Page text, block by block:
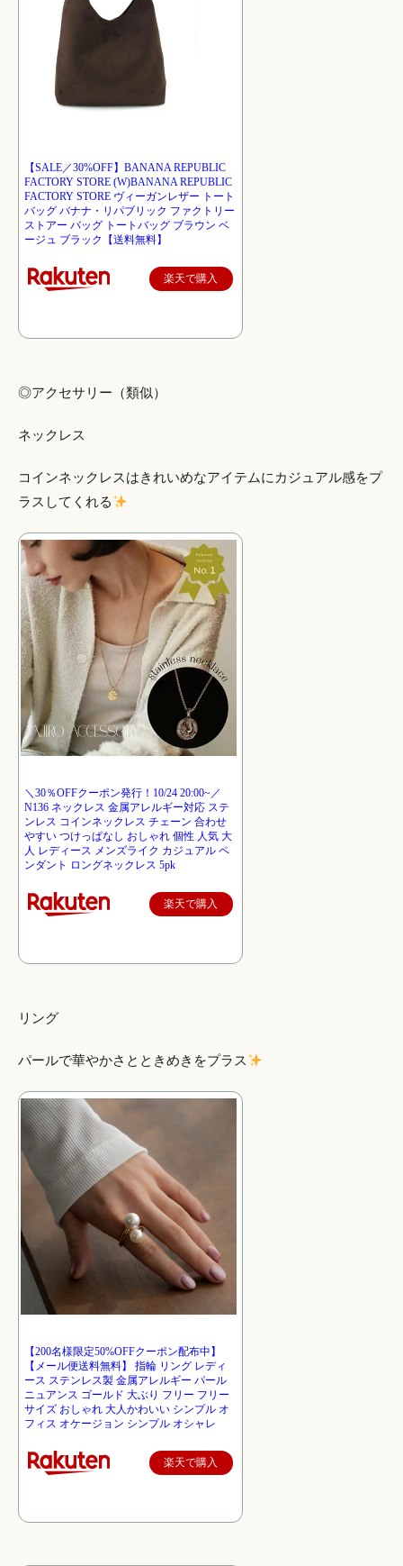
【SALE／30%OFF】BANANA REPUBLIC
FACTORY STORE (W)BANANA REPUBLIC
FACTORY STORE ヴィーガンレザー トート
バッグ バナナ・リパブリック ファクトリー
ストアー バッグ トートバッグ ブラウン ベ
ージュ ブラック【送料無料】
楽天で購入
◎アクセサリー（類似）
ネックレス
コインネックレスはきれいめなアイテムにカジュアル感をプ
ラスしてくれる
＼30％OFFクーポン発行！10/24 20:00~／
N136 ネックレス 金属アレルギー対応 ステ
ンレス コインネックレス チェーン 合わせ
やすい つけっぱなし おしゃれ 個性 人気 大
人 レディース メンズライク カジュアル ペ
ンダント ロングネックレス 5pk
楽天で購入
リング
パールで華やかさとときめきをプラス
【200名様限定50%OFFクーポン配布中】
【メール便送料無料】 指輪 リング レディ
ース ステンレス製 金属アレルギー パール
ニュアンス ゴールド 大ぶり フリー フリー
サイズ おしゃれ 大人かわいい シンプル オ
フィス オケージョン シンプル オシャレ
楽天で購入